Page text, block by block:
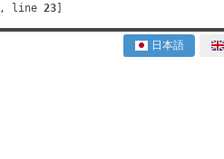
, line 23
日本語